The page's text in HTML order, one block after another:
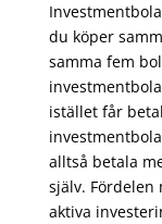
du köper
samma fem
istället får
alltså betala
själv.
aktiva